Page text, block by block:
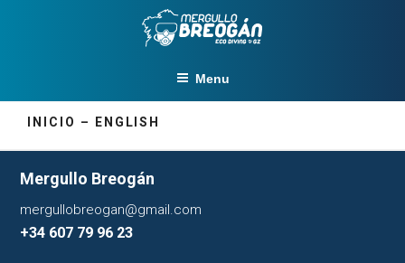
Menu
INICIO – ENGLISH
Mergullo Breogán
mergullobreogan@gmail.com
+34 607 79 96 23